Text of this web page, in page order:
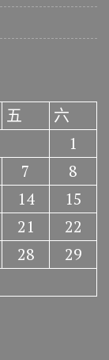
五
六
1
7
8
14
15
21
22
28
29